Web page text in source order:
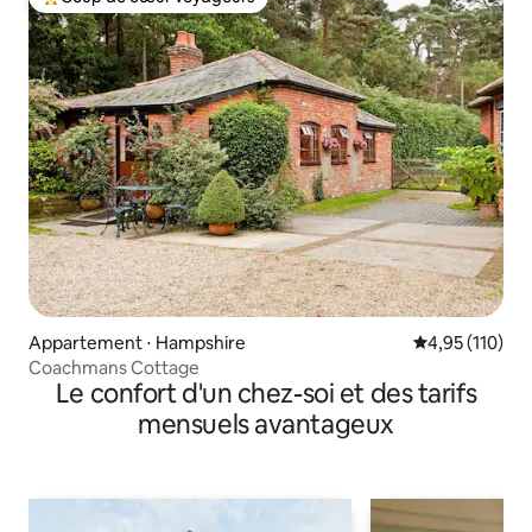
Coups de cœur voyageurs les plus appréciés
Appartement ⋅ Hampshire Évaluation
4,95 (110)
Coachmans Cottage
Le confort d'un chez-soi et des tarifs
mensuels avantageux